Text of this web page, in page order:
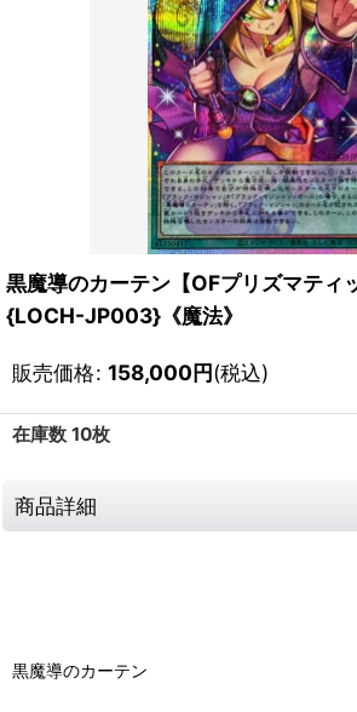
黒魔導のカーテン【OFプリズマティ
{LOCH-JP003}《魔法》
販売価格: 158,000円(税込)
在庫数 10枚
商品詳細
黒魔導のカーテン